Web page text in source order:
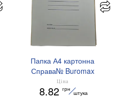
Папка А4 картонна
Справа№ Buromax
BM.3335
Ціна
8.82 грн
штука